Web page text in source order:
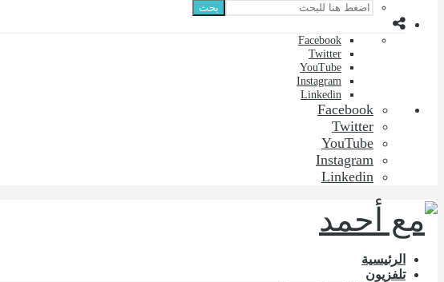
بحث
Facebook
Twitter
YouTube
Instagram
Linkedin
Facebook
Twitter
YouTube
Instagram
Linkedin
الرئيسية
تلفزيون